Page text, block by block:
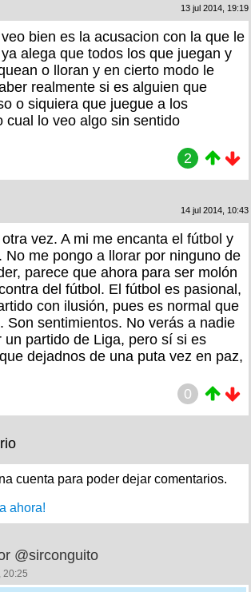
13 jul 2014, 19:19
bien es la acusacion con la que le
alega que todos los que juegan y
o lloran y en cierto modo le
realmente si es alguien que
o siquiera que juegue a los
cual lo veo algo sin sentido
2
14 jul 2014, 10:43
vez. A mi me encanta el fútbol y
No me pongo a llorar por ninguno de
parece que ahora para ser molón
del fútbol. El fútbol es pasional,
con ilusión, pues es normal que
Son sentimientos. No verás a nadie
un partido de Liga, pero sí si es
dejadnos de una puta vez en paz,
0
cuenta para poder dejar comentarios.
ahora!
@sirconguito
20:25